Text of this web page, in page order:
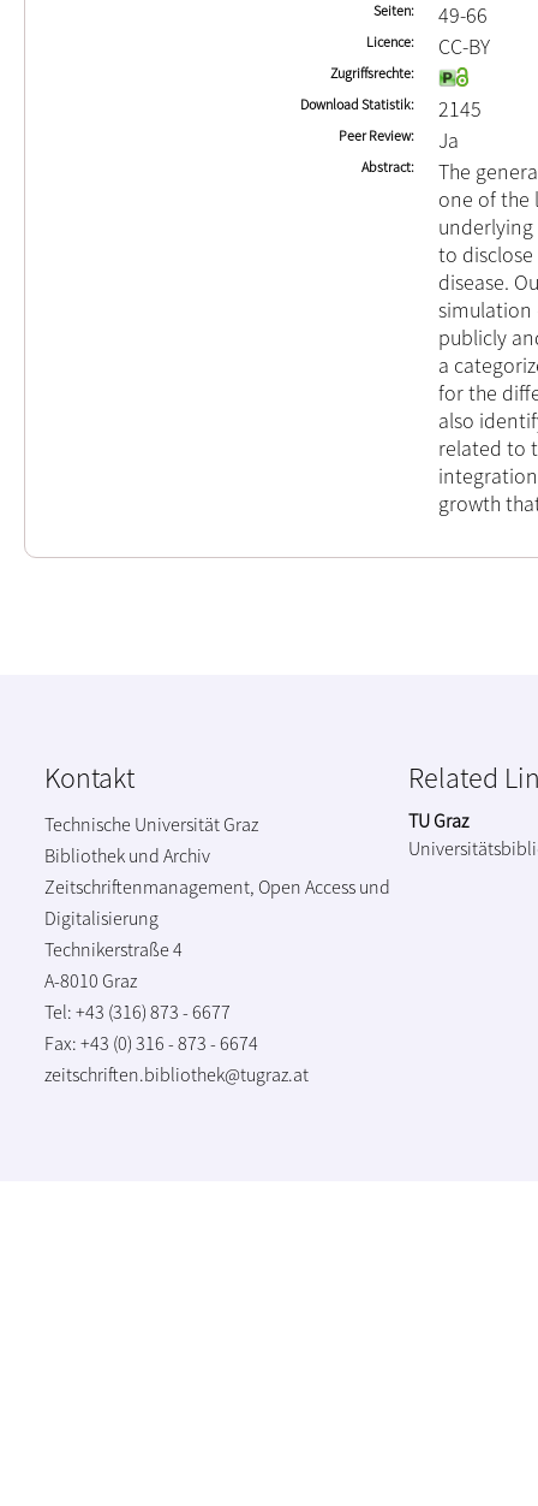
Seiten 49-66
Licence CC-BY
Zugriffsrechte
Download Statistik
2145
Peer Review Ja
Abstract
The
one of the
to
disease.
simulation
publicly
a
for the
also
related to
growth
Kontakt
Technische Universität Graz
Bibliothek und Archiv
Zeitschriftenmanagement, Open Access und
Digitalisierung
Technikerstraße 4
A-8010 Graz
Tel: +43 (316) 873 - 6677
Fax: +43 (0) 316 - 873 - 6674
zeitschriften.bibliothek@tugraz.at
Related
TU Graz